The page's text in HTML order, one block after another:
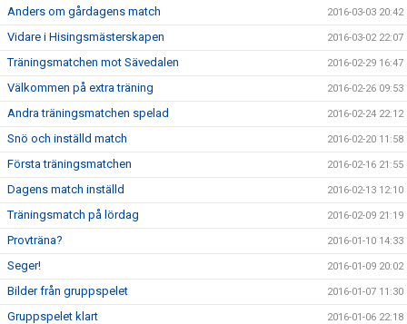
Anders om gårdagens match 2016-03-03 20:42
Vidare i Hisingsmästerskapen 2016-03-02 22:07
Träningsmatchen mot Sävedalen 2016-02-29 16:47
Välkommen på extra träning 2016-02-26 09:53
Andra träningsmatchen spelad 2016-02-24 22:12
Snö och inställd match 2016-02-20 11:58
Första träningsmatchen 2016-02-16 21:55
Dagens match inställd 2016-02-13 12:10
Träningsmatch på lördag 2016-02-09 21:19
Provträna? 2016-01-10 14:33
Seger! 2016-01-09 20:02
Bilder från gruppspelet 2016-01-07 11:30
Gruppspelet klart 2016-01-06 22:18